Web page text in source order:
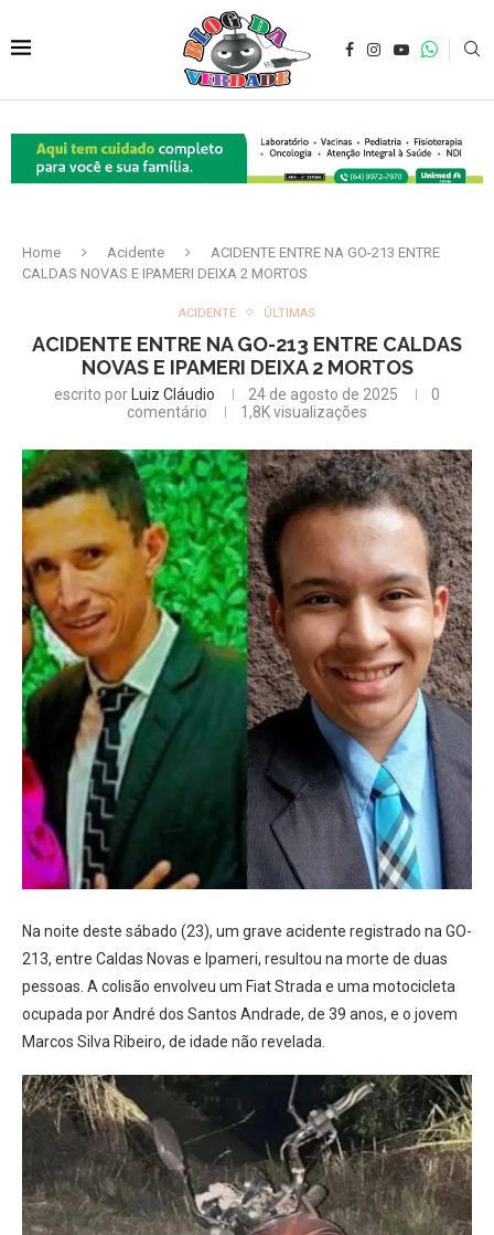
Home Acidente
ACIDENTE ENTRE NA GO-213 ENTRE
CALDAS NOVAS E IPAMERI DEIXA 2 MORTOS
ACIDENTE ÚLTIMAS
ACIDENTE ENTRE NA GO-213 ENTRE CALDAS
NOVAS E IPAMERI DEIXA 2 MORTOS
escrito por Luiz Cláudio 24 de agosto de 2025
0
comentário
1,8Kvisualizações
Na noite deste sábado (23), um grave acidente registrado na GO-
213, entre Caldas Novas e Ipameri, resultou na morte de duas
pessoas. A colisão envolveu um Fiat Strada e uma motocicleta
ocupada por André dos Santos Andrade, de 39 anos, e o jovem
Marcos Silva Ribeiro, de idade não revelada.